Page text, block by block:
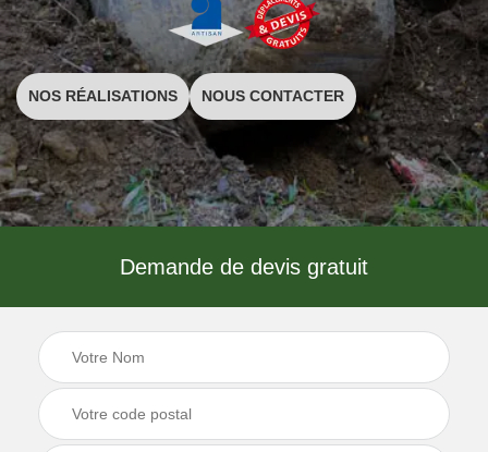
NOS RÉALISATIONS NOUS CONTACTER
Demande de devis gratuit